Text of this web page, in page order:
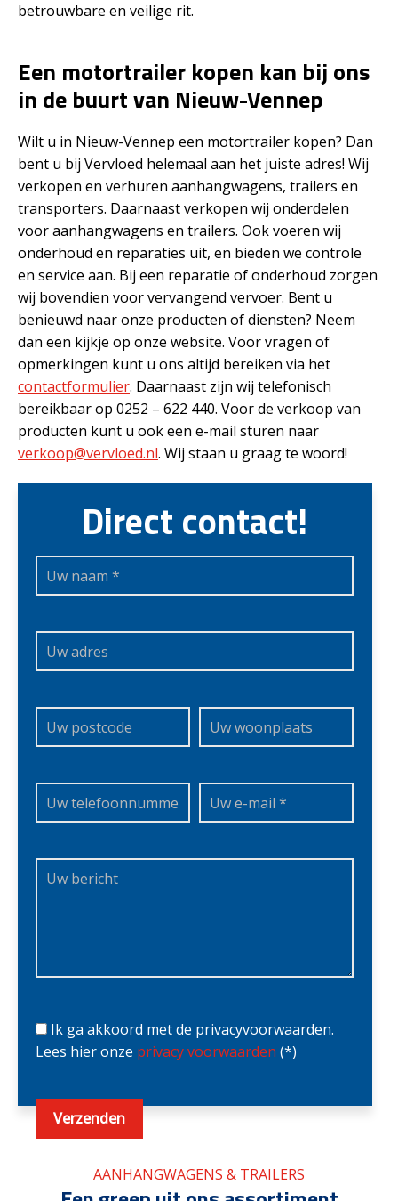
betrouwbare en veilige rit.
Een motortrailer kopen kan bij ons
in de buurt van Nieuw-Vennep
Wilt u in Nieuw-Vennep een motortrailer kopen? Dan
bent u bij Vervloed helemaal aan het juiste adres! Wij
verkopen en verhuren aanhangwagens, trailers en
transporters. Daarnaast verkopen wij onderdelen
voor aanhangwagens en trailers. Ook voeren wij
onderhoud en reparaties uit, en bieden we controle
en service aan. Bij een reparatie of onderhoud zorgen
wij bovendien voor vervangend vervoer. Bent u
benieuwd naar onze producten of diensten? Neem
dan een kijkje op onze website. Voor vragen of
opmerkingen kunt u ons altijd bereiken via het
contactformulier. Daarnaast zijn wij telefonisch
bereikbaar op 0252 – 622 440. Voor de verkoop van
producten kunt u ook een e-mail sturen naar
verkoop@vervloed.nl. Wij staan u graag te woord!
Direct contact!
Ik ga akkoord met de privacyvoorwaarden.
Lees hier onze privacy voorwaarden (*)
AANHANGWAGENS & TRAILERS